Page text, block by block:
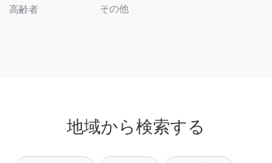
高齢者 その他
地域から検索する